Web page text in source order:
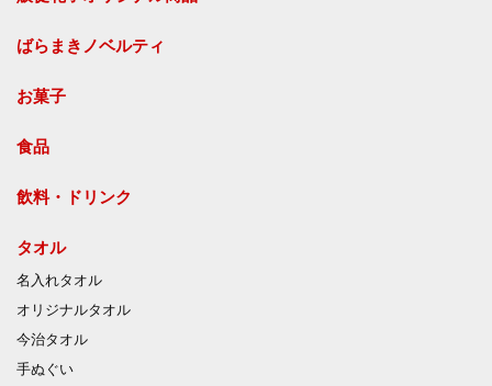
ばらまきノベルティ
お菓子
食品
飲料・ドリンク
タオル
名入れタオル
オリジナルタオル
今治タオル
手ぬぐい